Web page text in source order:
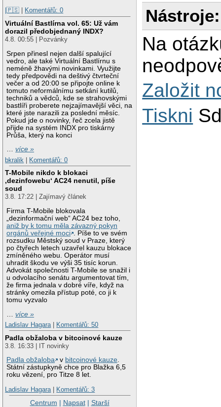
|🇵🇸
Komentářů: 0
Virtuální Bastlírna vol. 65: Už vám
dorazil předobjednaný INDX?
4.8. 00:55 | Pozvánky
Srpen přinesl nejen další spalující
vedro, ale také Virtuální Bastlírnu s
neméně žhavými novinkami. Využijte
tedy předpovědi na deštivý čtvrteční
večer a od 20:00 se připojte online k
tomuto neformálnímu setkání kutilů,
techniků a vědců, kde se strahovskými
bastlíři proberete nejzajímavější věci, na
které jste narazili za poslední měsíc.
Pokud jde o novinky, řeč zcela jistě
přijde na systém INDX pro tiskárny
Průša, který na konci
…více »
bkralik | Komentářů: 0
T-Mobile nikdo k blokaci
‚dezinfowebu‘ AC24 nenutil, píše
soud
3.8. 17:22 | Zajímavý článek
Firma T-Mobile blokovala
„dezinformační web“ AC24 bez toho,
aniž by k tomu měla závazný pokyn
orgánů veřejné moci
. Píše to ve svém
rozsudku Městský soud v Praze, který
po čtyřech letech uzavřel kauzu blokace
zmíněného webu. Operátor musí
uhradit škodu ve výši 35 tisíc korun.
Advokát společnosti T-Mobile se snažil i
u odvolacího senátu argumentovat tím,
že firma jednala v dobré víře, když na
stránky omezila přístup poté, co ji k
tomu vyzvalo
…více »
Ladislav Hagara| Komentářů: 50
Padla obžaloba v bitcoinové kauze
3.8. 16:33 | IT novinky
Padla obžaloba
v bitcoinové kauze.
Státní zástupkyně chce pro Blažka 6,5
roku vězení, pro Titze 8 let.
Ladislav Hagara| Komentářů: 3
Centrum | Napsat| Starší
Nástroje:
Na
Založit
Tiskni